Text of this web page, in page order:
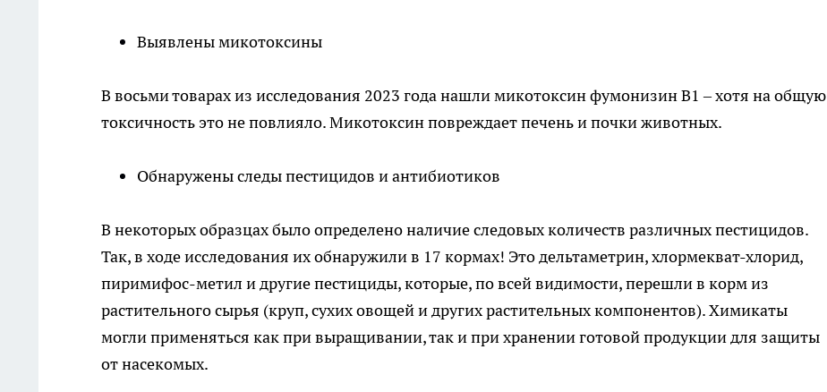
Выявлены микотоксины
В восьми товарах из исследования 2023 года нашли микотоксин фумонизин В1 – хотя на общую
токсичность это не повлияло. Микотоксин повреждает печень и почки животных.
Обнаружены следы пестицидов и антибиотиков
В некоторых образцах было определено наличие следовых количеств различных пестицидов.
Так, в ходе исследования их обнаружили в 17 кормах! Это дельтаметрин, хлормекват-хлорид,
пиримифос-метил и другие пестициды, которые, по всей видимости, перешли в корм из
растительного сырья (круп, сухих овощей и других растительных компонентов). Химикаты
могли применяться как при выращивании, так и при хранении готовой продукции для защиты
от насекомых.